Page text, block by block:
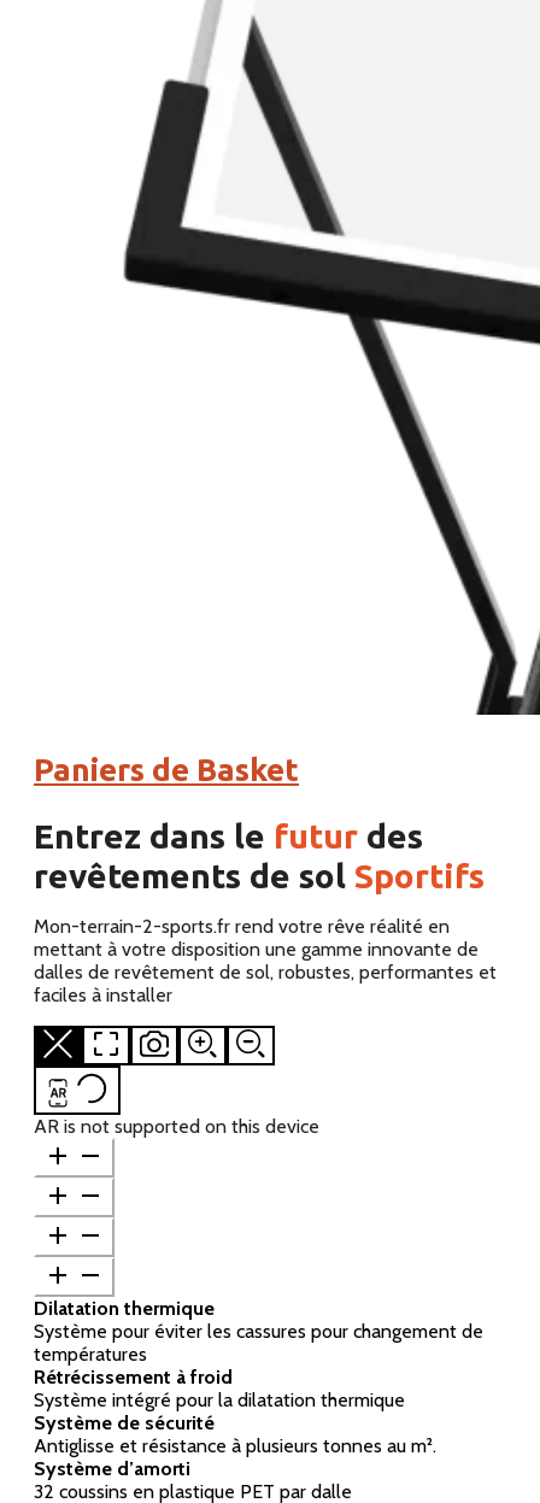
Paniers de Basket
Entrez dans le futur des
revêtements de sol Sportifs
Mon-terrain-2-sports.fr rend votre rêve réalité en
mettant à votre disposition une gamme innovante de
dalles de revêtement de sol, robustes, performantes et
faciles à installer
Close
3D
product
viewer
View
model
Save
image
Zoom
in
out
View
model
in
AR
AR is not supported on this device
Dilatation thermique
Système pour éviter les cassures pour changement de
températures
Rétrécissement à froid
Système intégré pour la dilatation thermique
Système de sécurité
Antiglisse et résistance à plusieurs tonnes au m².
Système d’amorti
32 coussins en plastique PET par dalle